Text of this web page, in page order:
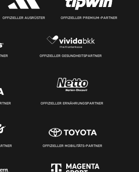
OFFIZIELLER AUSRÜSTER OFFIZIELLER PREMIUM-PARTNER
OFFIZIELLER GESUNDHEITSPARTNER
OFFIZIELLER ERNÄHRUNGSPARTNER
OFFIZIELLER MOBILITÄTS-PARTNER